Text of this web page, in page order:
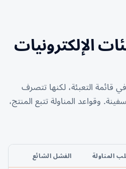
الإلكترونيات
قائمة التعبئة، لكنها تتصرف
وقواعد المناولة تتبع المنتج،
المناولة الفشل الشائع